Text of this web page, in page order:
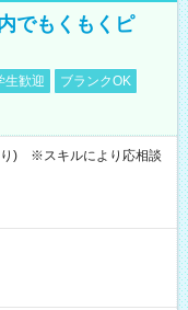
でもくもくピ
生歓迎
ブランクOK
) ※スキルにより応相談